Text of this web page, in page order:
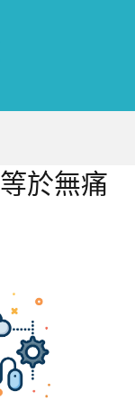
於無痛